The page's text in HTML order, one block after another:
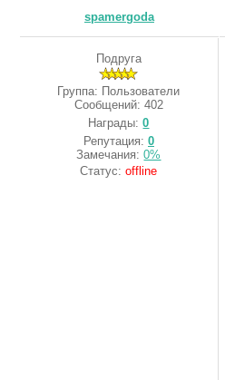
spamergoda
Подруга
Группа: Пользователи
Сообщений: 402
Награды:0
Репутация: 0
Замечания:0%
Статус:offline